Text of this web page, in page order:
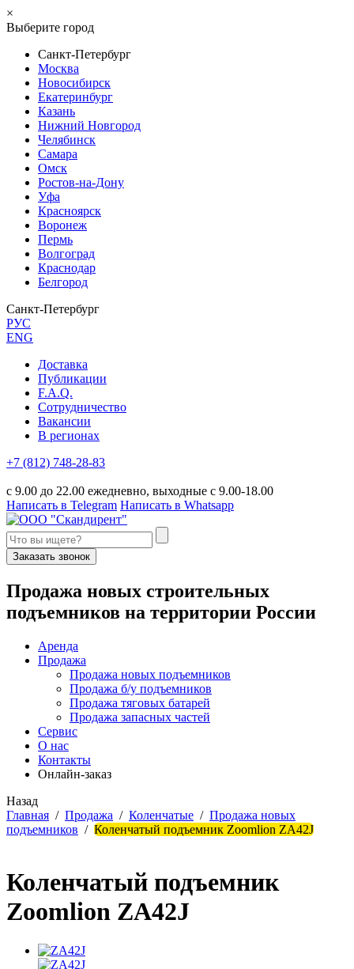
×
Выберите город
Санкт-Петербург
Москва
Новосибирск
Екатеринбург
Казань
Нижний Новгород
Челябинск
Самара
Омск
Ростов-на-Дону
Уфа
Красноярск
Воронеж
Пермь
Волгоград
Краснодар
Белгород
Санкт-Петербург
РУС
ENG
Доставка
Публикации
F.A.Q.
Сотрудничество
Вакансии
В регионах
+7 (812) 748-28-83
с 9.00 до 22.00 ежедневно, выходные с 9.00-18.00
Написать в Telegram Написать в Whatsapp
Заказать звонок
Продажа новых строительных
подъемников на территории России
Аренда
Продажа
Продажа новых подъемников
Продажа б/у подъемников
Продажа тяговых батарей
Продажа запасных частей
Сервис
О нас
Контакты
Онлайн-заказ
Назад
Главная / Продажа / Коленчатые / Продажа новых
подъемников / Коленчатый подъемник Zoomlion ZA42J
Коленчатый подъемник
Zoomlion ZA42J